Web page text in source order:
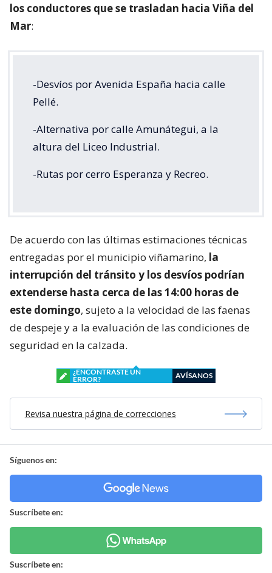
los conductores que se trasladan hacia Viña del
Mar:
-Desvíos por Avenida España hacia calle
Pellé.
-Alternativa por calle Amunátegui, a la
altura del Liceo Industrial.
-Rutas por cerro Esperanza y Recreo.
De acuerdo con las últimas estimaciones técnicas
entregadas por el municipio viñamarino, la
interrupción del tránsito y los desvíos podrían
extenderse hasta cerca de las 14:00 horas de
este domingo, sujeto a la velocidad de las faenas
de despeje y a la evaluación de las condiciones de
seguridad en la calzada.
¿ENCONTRASTE UN
ERROR?
AVÍSANOS
Revisa nuestra página de correcciones
Síguenos en:
Suscríbete en:
Suscríbete en: